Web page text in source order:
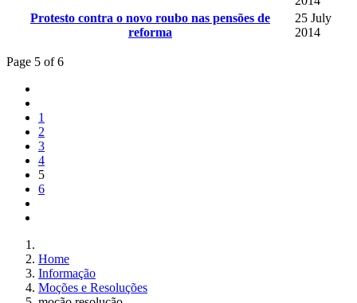
Protesto contra o novo roubo nas pensões de
reforma
25 July
2014
Page 5 of 6
1
2
3
4
5
6
Home
Informação
Moções e Resoluções